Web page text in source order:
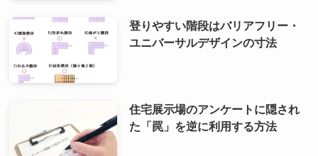
登りやすい階段はバリアフリー・
ユニバーサルデザインの寸法
住宅展示場のアンケートに隠され
た「罠」を逆に利用する方法